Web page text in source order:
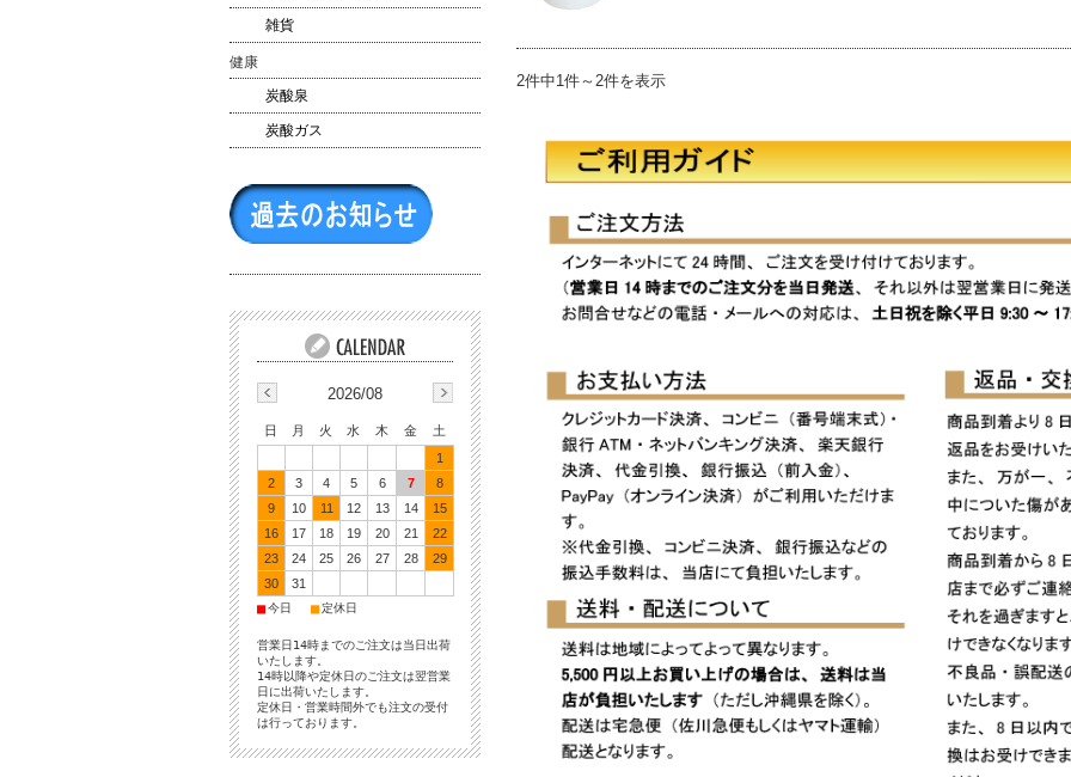
2件中1件～2件を表示
雑貨
健康
炭酸泉
炭酸ガス
2026/08
日 月 火 水 木 金
土
1
2
3 4 5 6 7
8
9
10 11 12 13 14
15
16
17 18 19 20 21
22
23
24 25 26 27 28
29
30
31
■今日 ■定休日
営業日14時までのご注文は当日出荷
いたします。
14時以降や定休日のご注文は翌営業
日に出荷いたします。
定休日・営業時間外でも注文の受付
は行っております。